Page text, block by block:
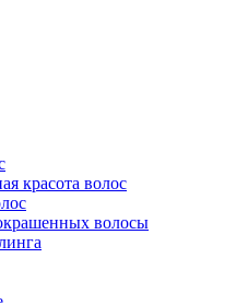
красота волос
волосы